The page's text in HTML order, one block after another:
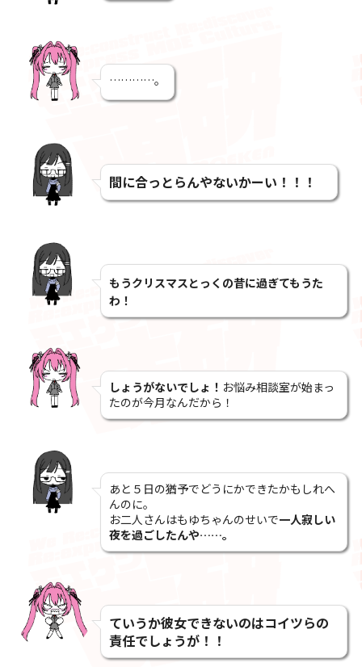
…………。
間に合っとらんやないかーい！！！
もうクリスマスとっくの昔に過ぎてもうた
わ！
しょうがないでしょ！ お悩み相談室が始まっ
たのが今月なんだから！
あと５日の猶予でどうにかできたかもしれへ
んのに。
お二人さんはもゆちゃんのせいで一人寂しい
夜を過ごしたんや……。
ていうか彼女できないのはコイツらの
責任でしょうが！！